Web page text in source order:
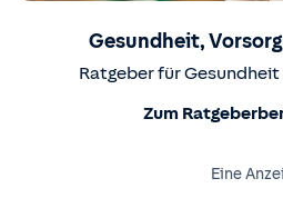
Gesundheit,
Ratgeber für
Zum
Eine